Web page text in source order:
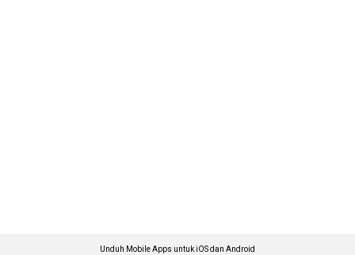
Unduh Mobile Apps untuk iOS dan Android